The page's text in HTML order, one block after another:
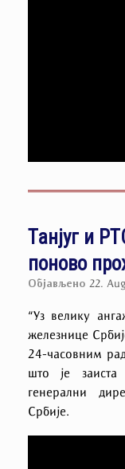
Танјуг и
поново
Објављено 22.
“Уз велику
железнице
24-часовним
што је заиста
генерални
Србије.